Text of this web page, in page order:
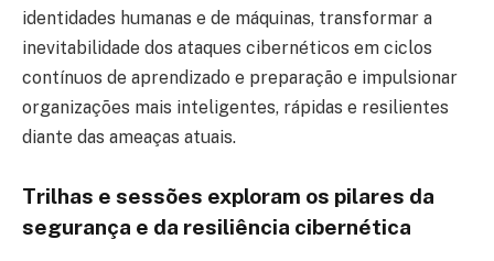
identidades humanas e de máquinas, transformar a
inevitabilidade dos ataques cibernéticos em ciclos
contínuos de aprendizado e preparação e impulsionar
organizações mais inteligentes, rápidas e resilientes
diante das ameaças atuais.
Trilhas e sessões exploram os pilares da
segurança e da resiliência cibernética